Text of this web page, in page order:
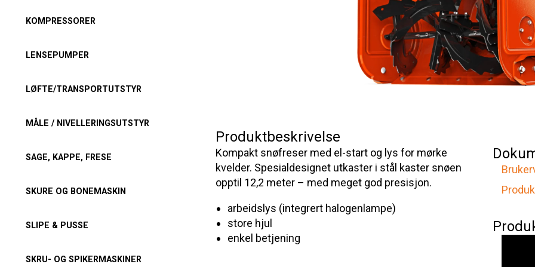
KOMPRESSORER
LENSEPUMPER
LØFTE/TRANSPORTUTSTYR
MÅLE / NIVELLERINGSUTSTYR
SAGE, KAPPE, FRESE
SKURE OG BONEMASKIN
SLIPE & PUSSE
SKRU- OG SPIKERMASKINER
Produktbeskrivelse
Kompakt snøfreser med el-start og lys for mørke
kvelder. Spesialdesignet utkaster i stål kaster snøen
opptil 12,2 meter – med meget god presisjon.
arbeidslys (integrert halogenlampe)
store hjul
enkel betjening